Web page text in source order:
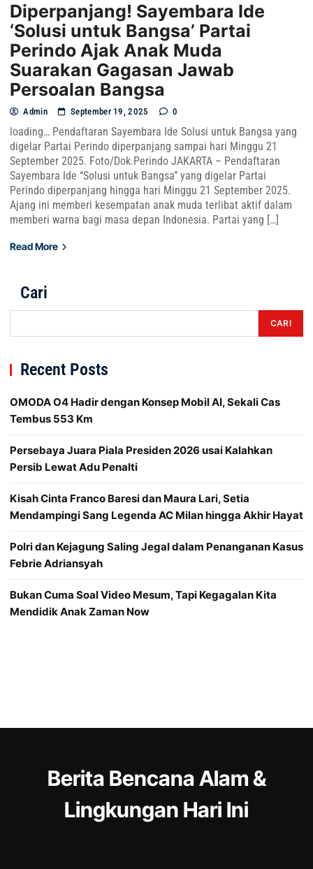
Diperpanjang! Sayembara Ide
‘Solusi untuk Bangsa’ Partai
Perindo Ajak Anak Muda
Suarakan Gagasan Jawab
Persoalan Bangsa
Admin September 19, 2025 0
loading… Pendaftaran Sayembara Ide Solusi untuk Bangsa yang
digelar Partai Perindo diperpanjang sampai hari Minggu 21
September 2025. Foto/Dok.Perindo JAKARTA – Pendaftaran
Sayembara Ide “Solusi untuk Bangsa” yang digelar Partai
Perindo diperpanjang hingga hari Minggu 21 September 2025.
Ajang ini memberi kesempatan anak muda terlibat aktif dalam
memberi warna bagi masa depan Indonesia. Partai yang […]
Read More
Cari
CARI
Recent Posts
OMODA O4 Hadir dengan Konsep Mobil AI, Sekali Cas
Tembus 553 Km
Persebaya Juara Piala Presiden 2026 usai Kalahkan
Persib Lewat Adu Penalti
Kisah Cinta Franco Baresi dan Maura Lari, Setia
Mendampingi Sang Legenda AC Milan hingga Akhir Hayat
Polri dan Kejagung Saling Jegal dalam Penanganan Kasus
Febrie Adriansyah
Bukan Cuma Soal Video Mesum, Tapi Kegagalan Kita
Mendidik Anak Zaman Now
Berita Bencana Alam &
Lingkungan Hari Ini